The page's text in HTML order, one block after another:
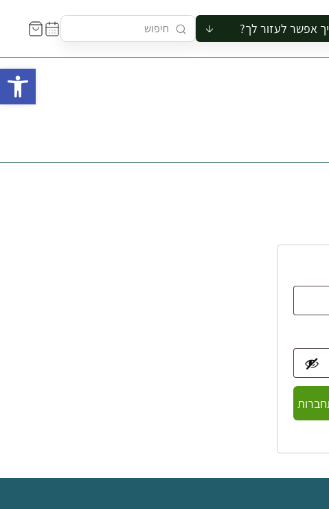
אפשר לעזור לך?
סיור לקבוצה
ביקור בצריף